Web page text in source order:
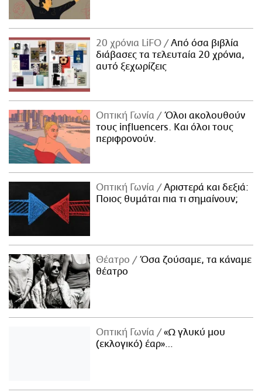
20 χρόνια LiFO
Από όσα βιβλία
διάβασες τα τελευταία 20 χρόνια,
αυτό ξεχωρίζεις
Οπτική Γωνία
Όλοι ακολουθούν
τους influencers. Και όλοι τους
περιφρονούν.
Οπτική Γωνία
Αριστερά και δεξιά:
Ποιος θυμάται πια τι σημαίνουν;
Θέατρο
Όσα ζούσαμε, τα κάναμε
θέατρο
Οπτική Γωνία
«Ω γλυκύ μου
(εκλογικό) έαρ»…